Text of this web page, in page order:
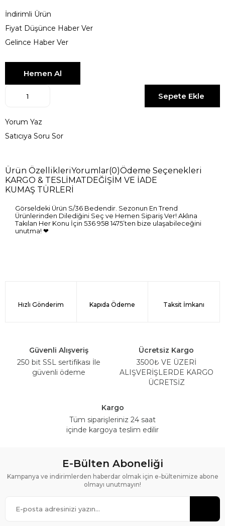
İndirimli Ürün
Fiyat Düşünce Haber Ver
Gelince Haber Ver
Yorum Yaz
Satıcıya Soru Sor
Ürün ÖzellikleriYorumlar(0)Ödeme Seçenekleri
KARGO & TESLİMAT DEĞİŞİM VE İADE
KUMAŞ TÜRLERİ
Görseldeki Ürün S/36 Bedendir. Sezonun En Trend
Ürünlerinden Dilediğini Seç ve Hemen Sipariş Ver! Aklına
Takılan Her Konu İçin 536 958 1475’ten bize ulaşabileceğini
unutma! ❤
Hızlı Gönderim Kapıda Ödeme Taksit İmkanı
Güvenli Alışveriş
250 bit SSL sertifikası İle
güvenli ödeme
Ücretsiz Kargo
3500₺ VE ÜZERİ
ALIŞVERİŞLERDE KARGO
ÜCRETSİZ
Kargo
Tüm siparişleriniz 24 saat
içinde kargoya teslim edilir
E-Bülten Aboneliği
Kampanya ve indirimlerden haberdar olmak için e-bültenimize abone
olmayı unutmayın!